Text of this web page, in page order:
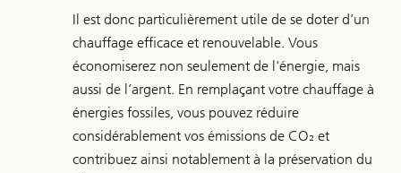
Il est donc particulièrement utile de se doter d’un
chauffage efficace et renouvelable. Vous
économiserez non seulement de l'énergie, mais
aussi de l’argent. En remplaçant votre chauffage à
énergies fossiles, vous pouvez réduire
considérablement vos émissions de CO₂ et
contribuez ainsi notablement à la préservation du